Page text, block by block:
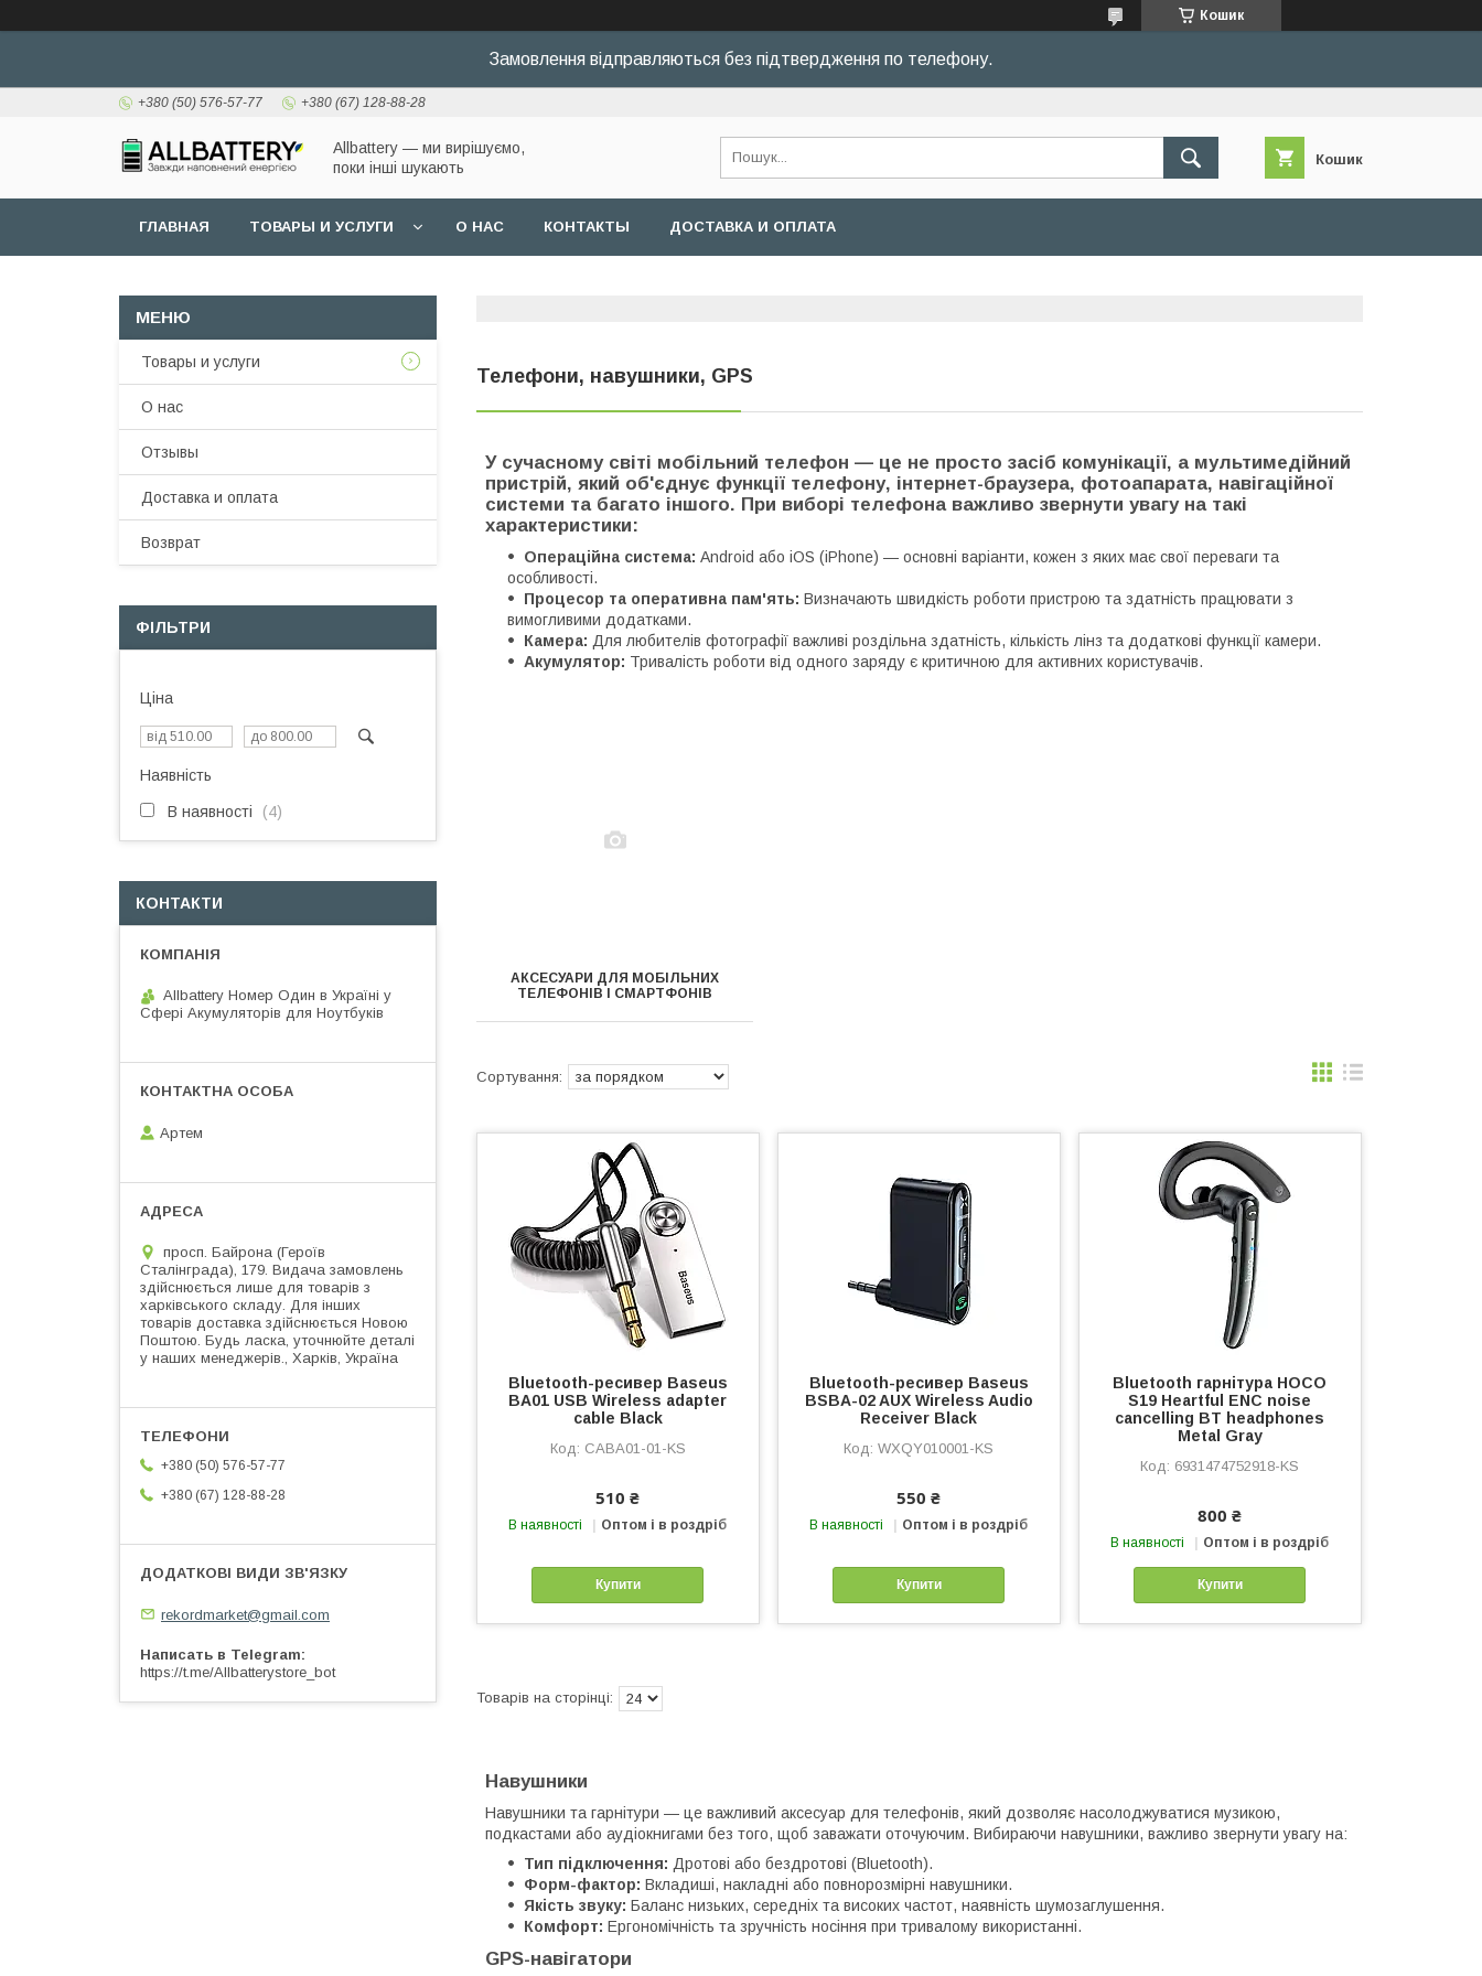
Кошик
Замовлення відправляються без підтвердження по телефону.
+380 (50) 576-57-77 +380 (67) 128-88-28
Allbattery — ми вирішуємо,
поки інші шукають
Кошик
ГЛАВНАЯ ТОВАРЫ И УСЛУГИ О НАС КОНТАКТЫ ДОСТАВКА И ОПЛАТА
Телефони, навушники, GPS
У сучасному світі мобільний телефон — це не просто засіб комунікації, а мультимедійний
пристрій, який об'єднує функції телефону, інтернет-браузера, фотоапарата, навігаційної
системи та багато іншого. При виборі телефона важливо звернути увагу на такі
характеристики:
Операційна система: Android або iOS (iPhone) — основні варіанти, кожен з яких має свої переваги та
особливості.
Процесор та оперативна пам'ять: Визначають швидкість роботи пристрою та здатність працювати з
вимогливими додатками.
Камера: Для любителів фотографії важливі роздільна здатність, кількість лінз та додаткові функції камери.
Акумулятор: Тривалість роботи від одного заряду є критичною для активних користувачів.
АКСЕСУАРИ ДЛЯ МОБІЛЬНИХ
ТЕЛЕФОНІВ І СМАРТФОНІВ
Bluetooth-ресивер Baseus
BA01 USB Wireless adapter
cable Black
CABA01-01-KS
510 ₴
В наявності Оптом і в роздріб
Купити
Bluetooth-ресивер Baseus
BSBA-02 AUX Wireless Audio
Receiver Black
WXQY010001-KS
550 ₴
В наявності Оптом і в роздріб
Купити
Bluetooth гарнітура HOCO
S19 Heartful ENC noise
cancelling BT headphones
Metal Gray
6931474752918-KS
800 ₴
В наявності Оптом і в роздріб
Купити
Навушники
Навушники та гарнітури — це важливий аксесуар для телефонів, який дозволяє насолоджуватися музикою,
подкастами або аудіокнигами без того, щоб заважати оточуючим. Вибираючи навушники, важливо звернути увагу на:
Тип підключення: Дротові або бездротові (Bluetooth).
Форм-фактор: Вкладиші, накладні або повнорозмірні навушники.
Якість звуку: Баланс низьких, середніх та високих частот, наявність шумозаглушення.
Комфорт: Ергономічність та зручність носіння при тривалому використанні.
GPS-навігатори
Товары и услуги
О нас
Отзывы
Доставка и оплата
Возврат
ФІЛЬТРИ
Ціна
Наявність
В наявності 4
КОНТАКТИ
Allbattery Номер Один в Україні у
Сфері Акумуляторів для Ноутбуків
Артем
просп. Байрона (Героїв
Сталінграда), 179. Видача замовлень
здійснюється лише для товарів з
харківського складу. Для інших
товарів доставка здійснюється Новою
Поштою. Будь ласка, уточнюйте деталі
у наших менеджерів., Харків, Україна
+380 (50) 576-57-77
+380 (67) 128-88-28
rekordmarket@gmail.com
Написать в Telegram
https://t.me/Allbatterystore_bot